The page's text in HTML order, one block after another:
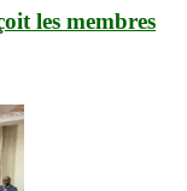
les membres